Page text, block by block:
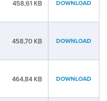
458,61 KB DOWNLOAD
458,70 KB DOWNLOAD
464,84 KB DOWNLOAD